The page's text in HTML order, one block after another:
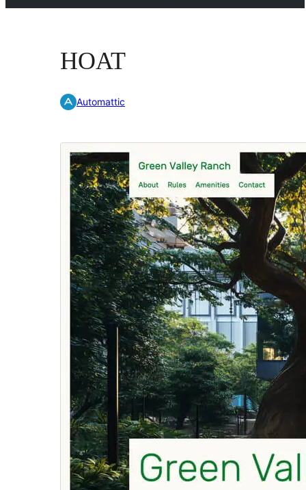
HOAT
Automattic